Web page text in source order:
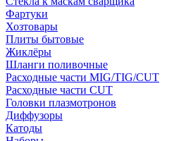
Фартуки
Хозтовары
Плиты бытовые
Жиклёры
Шланги поливочные
Расходные части MIG/TIG/CUT
Расходные части CUT
Головки плазмотронов
Диффузоры
Катоды